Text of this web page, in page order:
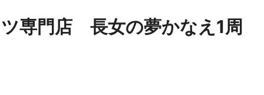
専門店 長女の夢かなえ1周